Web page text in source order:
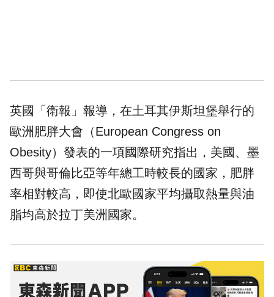
英國
「衛報」報導，在土耳其伊斯坦堡舉行的
歐洲肥胖大會（European Congress on
Obesity）發表的一項國際研究指出，美國、墨
西哥與哥倫比亞等年總工時較長的國家，肥胖
率相對較高，即使北歐國家平均攝取熱量與油
脂均高於拉丁美洲國家。